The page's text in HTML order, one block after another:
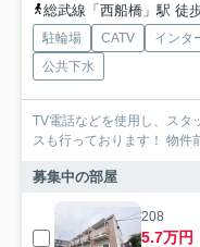
総武線「西船橋」駅 徒
駐輪場 CATV インタ
公共下水
TV電話などを使用し、スタ
スも行っております！ 物件
募集中の部屋
208
5.7万円